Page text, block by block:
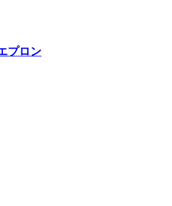
プロン